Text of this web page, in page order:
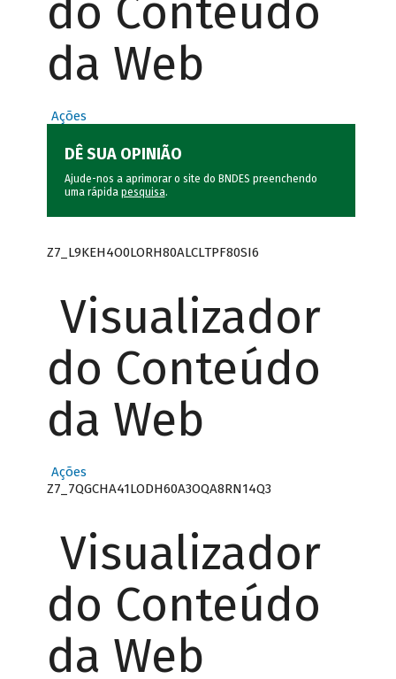
do Conteúdo
da Web
Ações
DÊ SUA OPINIÃO
Ajude-nos a aprimorar o site do BNDES preenchendo
uma rápida pesquisa.
Z7_L9KEH4O0LORH80ALCLTPF80SI6
Visualizador
do Conteúdo
da Web
Ações
Z7_7QGCHA41LODH60A3OQA8RN14Q3
Visualizador
do Conteúdo
da Web